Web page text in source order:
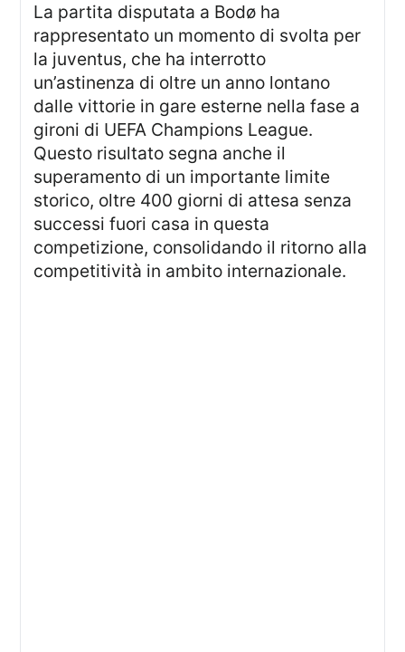
La partita disputata a Bodø ha
rappresentato un momento di svolta per
la juventus, che ha interrotto
un’astinenza di oltre un anno lontano
dalle vittorie in gare esterne nella fase a
gironi di UEFA Champions League.
Questo risultato segna anche il
superamento di un importante limite
storico, oltre 400 giorni di attesa senza
successi fuori casa in questa
competizione, consolidando il ritorno alla
competitività in ambito internazionale.